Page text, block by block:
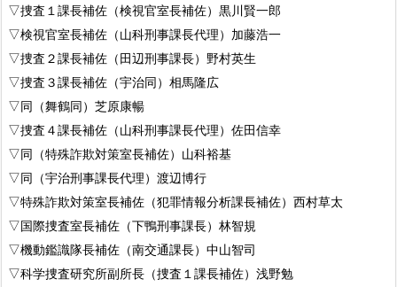
▽捜査１課長補佐（検視官室長補佐）黒川賢一郎
▽検視官室長補佐（山科刑事課長代理）加藤浩一
▽捜査２課長補佐（田辺刑事課長）野村英生
▽捜査３課長補佐（宇治同）相馬隆広
▽同（舞鶴同）芝原康暢
▽捜査４課長補佐（山科刑事課長代理）佐田信幸
▽同（特殊詐欺対策室長補佐）山科裕基
▽同（宇治刑事課長代理）渡辺博行
▽特殊詐欺対策室長補佐（犯罪情報分析課長補佐）西村草太
▽国際捜査室長補佐（下鴨刑事課長）林智規
▽機動鑑識隊長補佐（南交通課長）中山智司
▽科学捜査研究所副所長（捜査１課長補佐）浅野勉